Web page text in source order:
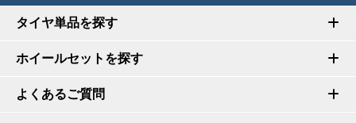
タイヤ単品を探す
ホイールセットを探す
よくあるご質問